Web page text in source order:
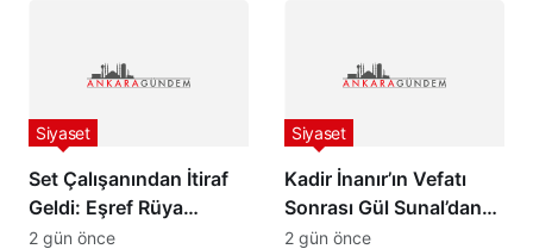
Set Çalışanından İtiraf
Geldi: Eşref Rüya
Dizisinin Asıl Bitme
Siyaset
2 gün önce
Kadir İnanır’ın Vefatı
Sonrası Gül Sunal’dan
Duygulandıran İtiraf
Siyaset
2 gün önce